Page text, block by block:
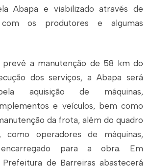
Abapa e viabilizado através de
os produtores e algumas
prevê a manutenção de 58 km do
dos serviços, a Abapa será
aquisição de máquinas,
e veículos, bem como
da frota, além do quadro
como operadores de máquinas,
para a obra. Em
de Barreiras abastecerá